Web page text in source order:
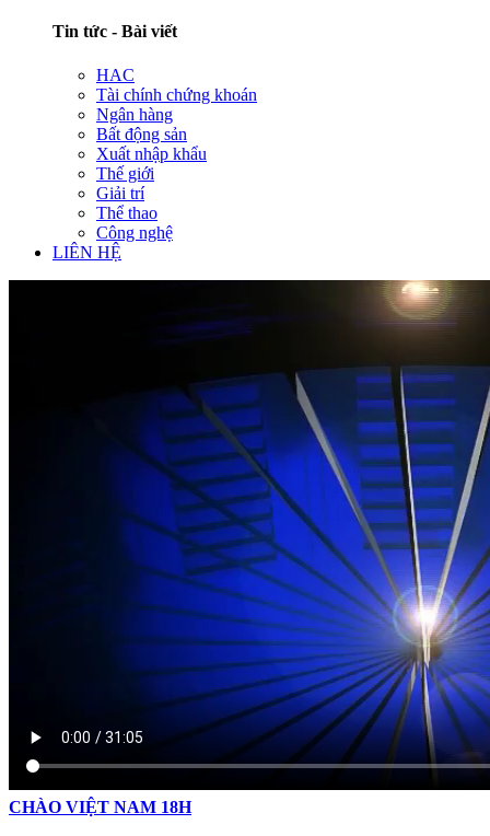
Tin tức - Bài viết
HAC
Tài chính chứng khoán
Ngân hàng
Bất động sản
Xuất nhập khẩu
Thế giới
Giải trí
Thể thao
Công nghệ
LIÊN HỆ
CHÀO VIỆT NAM 18H